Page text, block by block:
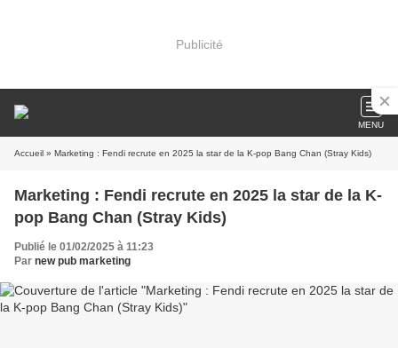
Publicité
MENU
Accueil » Marketing : Fendi recrute en 2025 la star de la K-pop Bang Chan (Stray Kids)
Marketing : Fendi recrute en 2025 la star de la K-
pop Bang Chan (Stray Kids)
Publié le 01/02/2025 à 11:23
Par new pub marketing